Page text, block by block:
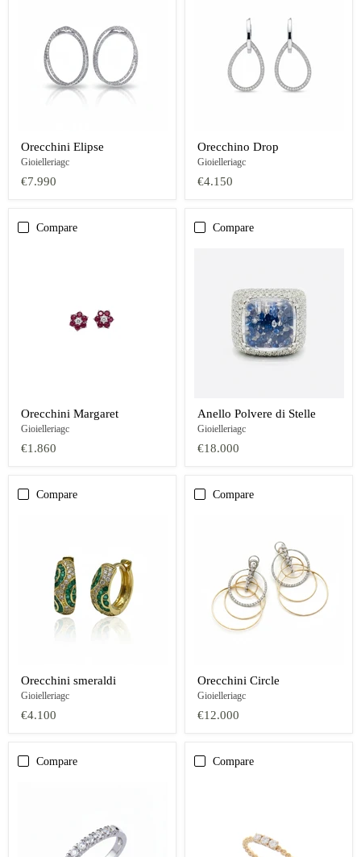
Orecchini Elipse
Gioielleriagc
€7.990
Orecchino Drop
Gioielleriagc
€4.150
Compare
Orecchini Margaret
Gioielleriagc
€1.860
Compare
Anello Polvere di Stelle
Gioielleriagc
€18.000
Compare
Orecchini smeraldi
Gioielleriagc
€4.100
Compare
Orecchini Circle
Gioielleriagc
€12.000
Compare Compare